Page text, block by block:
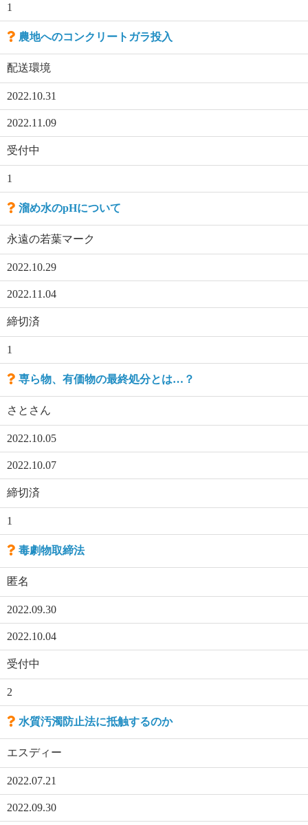
1
農地へのコンクリートガラ投入
配送環境
2022.10.31
2022.11.09
受付中
1
溜め水のpHについて
永遠の若葉マーク
2022.10.29
2022.11.04
締切済
1
専ら物、有価物の最終処分とは…？
さとさん
2022.10.05
2022.10.07
締切済
1
毒劇物取締法
匿名
2022.09.30
2022.10.04
受付中
2
水質汚濁防止法に抵触するのか
エスディー
2022.07.21
2022.09.30